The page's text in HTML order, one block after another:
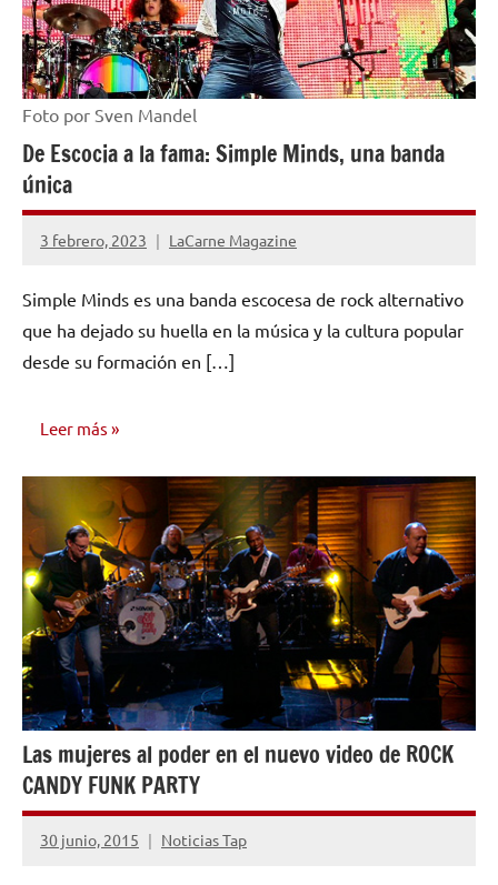
Foto por Sven Mandel
De Escocia a la fama: Simple Minds, una banda
única
3 febrero, 2023 LaCarne Magazine
No
comentarios
Simple Minds es una banda escocesa de rock alternativo
que ha dejado su huella en la música y la cultura popular
desde su formación en […]
Leer más
INVESTIGACIÓN
MUSICAL
Las mujeres al poder en el nuevo video de ROCK
CANDY FUNK PARTY
30 junio, 2015 Noticias Tap
No